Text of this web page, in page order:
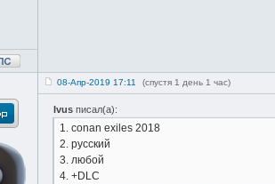
08-Апр-2019 17:11 (спустя 1 день 1 час)
Ivus писал(а):
1. conan exiles 2018
2. русский
3. любой
4. +DLC